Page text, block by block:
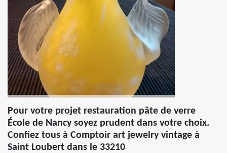
Pour votre projet restauration pâte de verre
École de Nancy soyez prudent dans votre choix.
Confiez tous à Comptoir art jewelry vintage à
Saint Loubert dans le 33210